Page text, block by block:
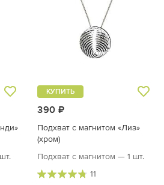
390 ₽
КУПИТЬ
Подхват с магнитом «Лиз»
(хром)
Подхват с магнитом — 1 шт.
11